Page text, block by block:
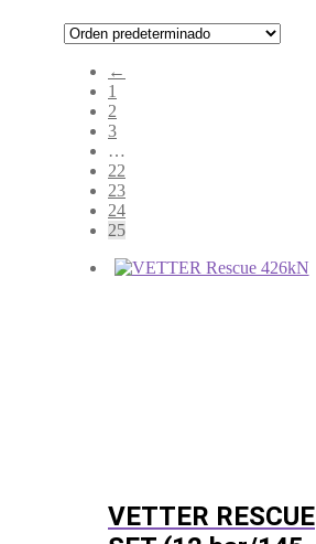
←
1
2
3
…
22
23
24
25
VETTER RESCUE